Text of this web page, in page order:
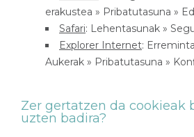
erakustea » Pribatutasuna »
Safari: Lehentasunak »
Explorer Internet:
Aukerak » Pribatutasuna »
Zer gertatzen da cookieak
uzten badira?